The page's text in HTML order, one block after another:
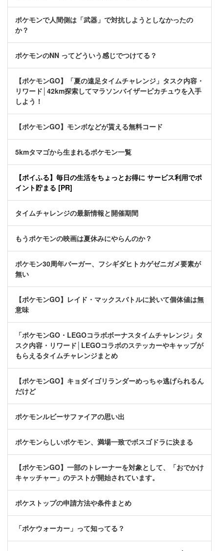
ポケモンで人間側は「武器」で対抗しようとしなかったの
か？
ポケモンのNN ってどういう感じでつけてる？
【ポケモンGO】「夏の遠足タイムチャレンジ」タスク内容・
リワード│42km探索してマラソンバイザーピカチュウを入手
しよう！
【ポケモンGO】モンボなどが貰える無料コード
5kmタマゴから生まれるポケモン一覧
【ポイふる】毎日の生活をちょっとお得に サービス利用でポ
イント貯まる [PR]
タイムチャレンジの最新情報と開催期間
もうポケモンの映画は夏休みにやらんのか？
ポケモン30周年バーガー、フシギダヒトカゲゼニガメ要素が
無い
【ポケモンGO】レイド・マックスバトルに於いて個体値は無
意味
「ポケモンGO・LEGOコラボボーナスタイムチャレンジ」タ
スク内容・リワード│LEGOコラボのステッカーやキャップが
もらえるタイムチャレンジまとめ
【ポケモンGO】キョダイゴリランダーめっちゃ逃げられるん
だけど
ポケモンルビーサファイアの思い出
ポケモンらしいポケモン、満場一致でボスゴドラに決まる
【ポケモンGO】一部のトレーナーを対象として、「おでかけ
キャッチャー」のテストが開始されています。
ポケストップの申請方法や条件まとめ
「ポケウォーカー」って知ってる？